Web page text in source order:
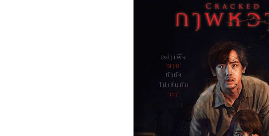
Entrevista a Jordi Arencón y Pablo J.
Cosco, codirectores de Amigo Invisible